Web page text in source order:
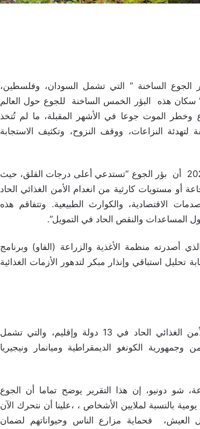
الجوع الساخنة ” التي تشمل السودان، وفلسطين،
سكان هذه البؤر الخمس الساخنة للجوع حول العالم
وخطر الموت جوعا في الأشهر المقبلة، ما لم تُتخذ
النزاعات، ووقف النزوح، وتكثيف الاستجابة
وجاء في التقرير الذي صدر اليوم 16 يونيو 2025 أن بؤر الجوع “تستدعي أعلى درجات القلق، حيث
أو مستويات كارثية من انعدام الأمن الغذائي الحاد
الاقتصادية، والكوارث الطبيعية. وتتفاقم هذه
المساعدات والنقص الحاد في التمويل”.
أصدرته منظمة الأغذية والزراعة (الفاو) وبرنامج
تحليل استباقي وإنذار مبكر لتدهور الأزمات الغذائية
وتوقع التقرير تدهورا خطيرا في انعدام الأمن الغذائي الحاد في 13 دولة وإقليم، والتي تشمل
الكونغو الديمقراطية وميانمار ونيجيريا
شو دونيو، إن هذا التقرير يوضح تماما أن الجوع
بالنسبة لملايين الأشخاص ، ،علينا أن نتحرك الآن
العيش، فحماية مزارع الناس وحيواناتهم لضمان